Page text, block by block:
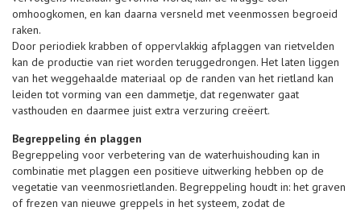
omhoogkomen, en kan daarna versneld met veenmossen begroeid
raken.
Door periodiek krabben of oppervlakkig afplaggen van rietvelden
kan de productie van riet worden teruggedrongen. Het laten liggen
van het weggehaalde materiaal op de randen van het rietland kan
leiden tot vorming van een dammetje, dat regenwater gaat
vasthouden en daarmee juist extra verzuring creëert.
Begreppeling én plaggen
Begreppeling voor verbetering van de waterhuishouding kan in
combinatie met plaggen een positieve uitwerking hebben op de
vegetatie van veenmosrietlanden. Begreppeling houdt in: het graven
of frezen van nieuwe greppels in het systeem, zodat de